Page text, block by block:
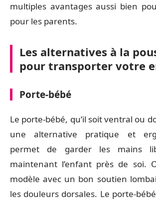
multiples avantages aussi bien
pour les parents.
Les alternatives à la
pour transporter votre
Porte-bébé
Le porte-bébé, qu’il soit ventral ou
une alternative pratique et
permet de garder les mains
maintenant l’enfant près de soi.
modèle avec un bon soutien
les douleurs dorsales. Le porte-